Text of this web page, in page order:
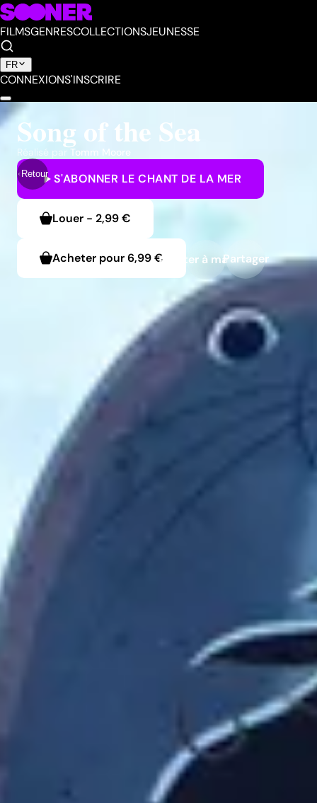
FILMSGENRESCOLLECTIONSJEUNESSE
FR
CONNEXIONS'INSCRIRE
Retour
Song of the Sea
Réalisé par Tomm Moore
S'ABONNER LE CHANT DE LA MER
Louer - 2,99 €
Acheter pour6,99 €Ajouter à ma liste
Partager